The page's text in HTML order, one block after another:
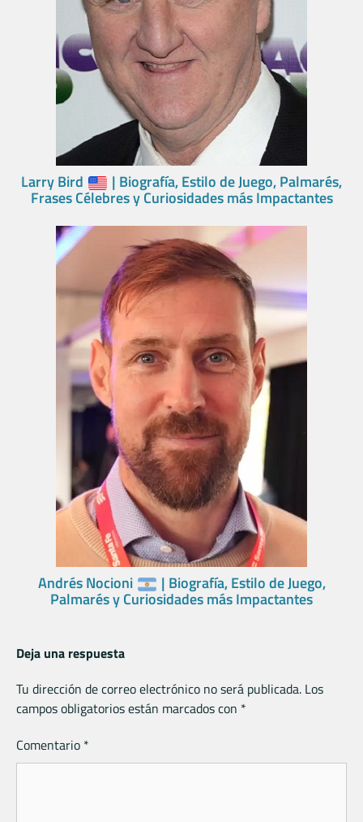
Larry Bird | Biografía, Estilo de Juego, Palmarés,
Frases Célebres y Curiosidades más Impactantes
Andrés Nocioni | Biografía, Estilo de Juego,
Palmarés y Curiosidades más Impactantes
Deja una respuesta
Tu dirección de correo electrónico no será publicada. Los
campos obligatorios están marcados con *
Comentario *